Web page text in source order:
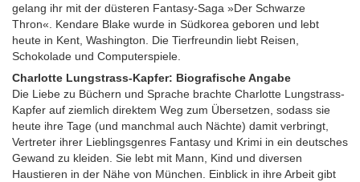
gelang ihr mit der düsteren Fantasy-Saga »Der Schwarze
Thron«. Kendare Blake wurde in Südkorea geboren und lebt
heute in Kent, Washington. Die Tierfreundin liebt Reisen,
Schokolade und Computerspiele.
Charlotte Lungstrass-Kapfer: Biografische Angabe
Die Liebe zu Büchern und Sprache brachte Charlotte Lungstrass-
Kapfer auf ziemlich direktem Weg zum Übersetzen, sodass sie
heute ihre Tage (und manchmal auch Nächte) damit verbringt,
Vertreter ihrer Lieblingsgenres Fantasy und Krimi in ein deutsches
Gewand zu kleiden. Sie lebt mit Mann, Kind und diversen
Haustieren in der Nähe von München. Einblick in ihre Arbeit gibt